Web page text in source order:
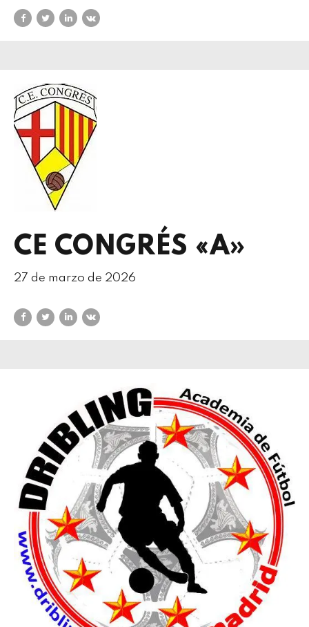
CE CONGRÉS «A»
27 de marzo de 2026